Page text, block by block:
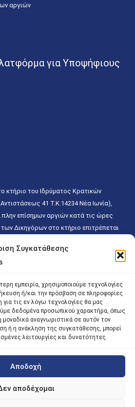
Συγκατάθεσης
εμπειρία, χρησιμοποιούμε τεχνολογίες
ή/και την πρόσβαση σε πληροφορίες
τις εν λόγω τεχνολογίες θα μας
δεδομένα προσωπικού χαρακτήρα, όπως
μοναδικά αναγνωριστικά σε αυτόν τον
ή η ανάκληση της συγκατάθεσης, μπορεί
λειτουργίες και δυνατότητες.
Αποδοχή
αποδέχομαι
αργιών
για Υποψήφιους
κτήριο του Ιδρύματος Κρατικών
41 T.K.14234 Νέα Ιωνία),
πλην επίσημων αργιών κατά τις ώρες
Δικηγόρων στο κτήριο επιτρέπεται
ώρα χωρίς κανέναν χρονικό ή άλλο
κοινού ειδικά στο γραφείο του
κοινού πραγματοποιείται βάσει των
Για την αποφυγή συνωστισμού
εξυπηρέτησης και αναμονής του
δύναται να πραγματοποιείται κατόπιν
Reserved
by ACM Digital